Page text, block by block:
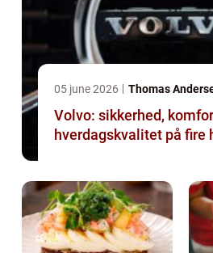
05 june 2026 Thomas
Volvo: sikkerhed,
hverdagskvalitet på fire